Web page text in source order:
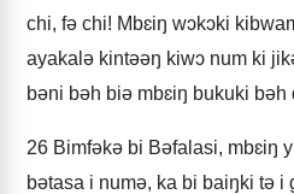
chi, fə chi! Mbɛiŋ wɔkɔki
ayakalə kintəəŋ kiwɔ num ki
bəni bəh biə mbɛiŋ bukuki bəh
26 Bimfəkə bi Bəfalasi, mbɛiŋ
bətasa i numə, ka bi baiŋki tə i